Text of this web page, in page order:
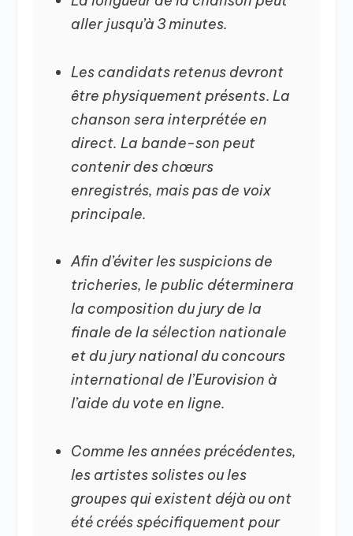
aller jusqu’à 3 minutes.
Les candidats retenus devront
être physiquement présents. La
chanson sera interprétée en
direct. La bande-son peut
contenir des chœurs
enregistrés, mais pas de voix
principale.
Afin d’éviter les suspicions de
tricheries, le public déterminera
la composition du jury de la
finale de la sélection nationale
et du jury national du concours
international de l’Eurovision à
l’aide du vote en ligne.
Comme les années précédentes,
les artistes solistes ou les
groupes qui existent déjà ou ont
été créés spécifiquement pour